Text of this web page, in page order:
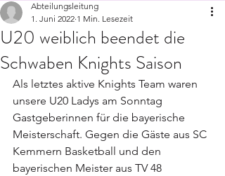
U20 weiblich beendet die
Schwaben Knights Saison
Abteilungsleitung
1. Juni 2022 1 Min. Lesezeit
Als letztes aktive Knights Team waren
unsere U20 Ladys am Sonntag
Gastgeberinnen für die bayerische
Meisterschaft. Gegen die Gäste aus SC
Kemmern Basketball und den
bayerischen Meister aus TV 48